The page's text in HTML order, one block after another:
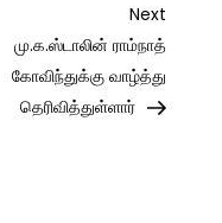
Next
Post
Next
மு.க.ஸ்டாலின் ராம்நாத்
கோவிந்துக்கு வாழ்த்து
தெரிவித்துள்ளார்